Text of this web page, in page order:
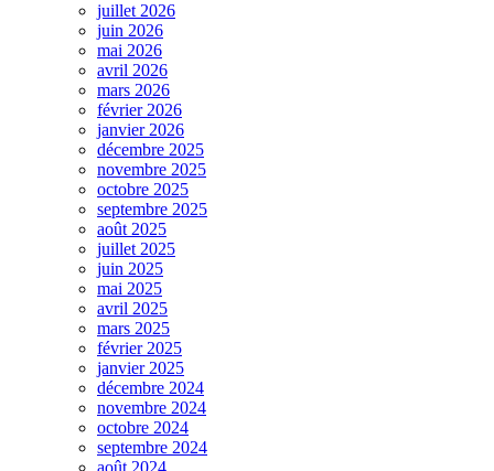
juillet 2026
juin 2026
mai 2026
avril 2026
mars 2026
février 2026
janvier 2026
décembre 2025
novembre 2025
octobre 2025
septembre 2025
août 2025
juillet 2025
juin 2025
mai 2025
avril 2025
mars 2025
février 2025
janvier 2025
décembre 2024
novembre 2024
octobre 2024
septembre 2024